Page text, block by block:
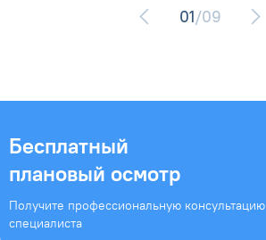
01/09
Бесплатный
плановый осмотр
Получите профессиональную консультацию
специалиста